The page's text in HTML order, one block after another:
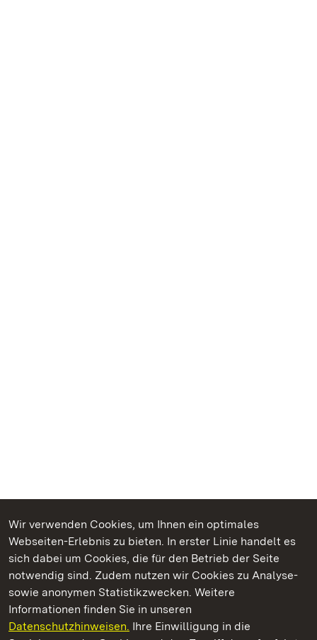
Wir verwenden Cookies, um Ihnen ein optimales
Webseiten-Erlebnis zu bieten. In erster Linie handelt es
sich dabei um Cookies, die für den Betrieb der Seite
notwendig sind. Zudem nutzen wir Cookies zu Analyse-
sowie anonymen Statistikzwecken. Weitere
Informationen finden Sie in unseren
Datenschutzhinweisen. Ihre Einwilligung in die
Kommen. Staunen. Genießen.